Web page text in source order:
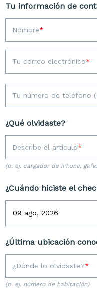
Tu información de
Nombre
Tu correo electrónico
Tu número de teléfono
¿Qué olvidaste?
Describe el artículo
(p. ej. cargador de iPhone,
¿Cuándo hiciste el
¿Última ubicación
¿Dónde lo olvidaste?
(p. ej. número de habitación)